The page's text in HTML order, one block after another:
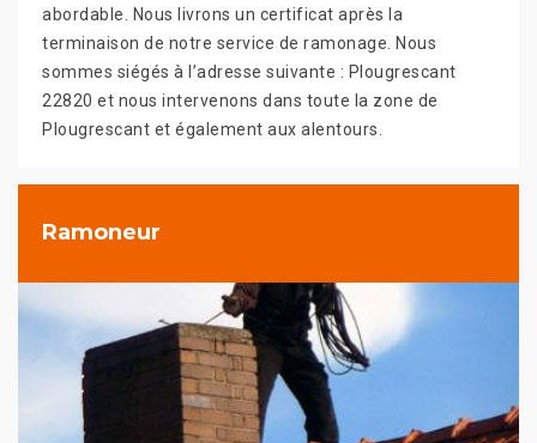
abordable. Nous livrons un certificat après la
terminaison de notre service de ramonage. Nous
sommes siégés à l’adresse suivante : Plougrescant
22820 et nous intervenons dans toute la zone de
Plougrescant et également aux alentours.
Ramoneur